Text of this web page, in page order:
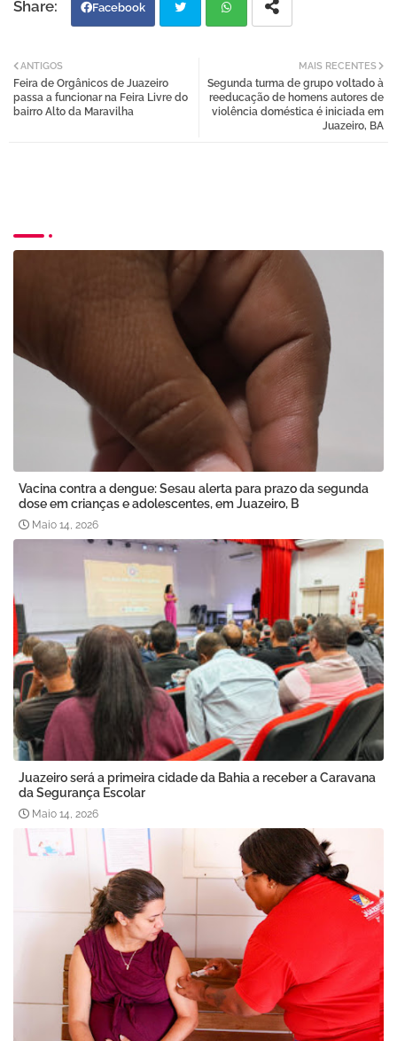
Facebook
atsa
MAIS RECENTES
Segunda turma de grupo voltado à
reeducação de homens autores de
violência doméstica é iniciada em
Juazeiro, BA
ANTIGOS
Feira de Orgânicos de Juazeiro
passa a funcionar na Feira Livre do
bairro Alto da Maravilha
Vacina contra a dengue: Sesau alerta para prazo da segunda
dose em crianças e adolescentes, em Juazeiro, B
Maio 14, 2026
Juazeiro será a primeira cidade da Bahia a receber a Caravana
da Segurança Escolar
Maio 14, 2026